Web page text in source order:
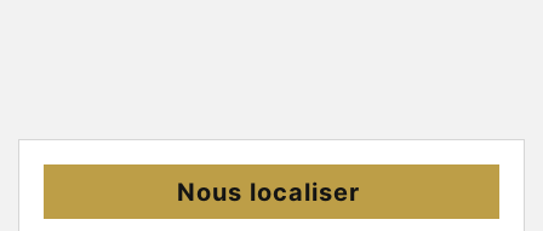
Nous localiser